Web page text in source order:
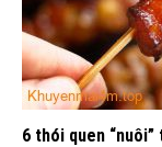
6 thói quen